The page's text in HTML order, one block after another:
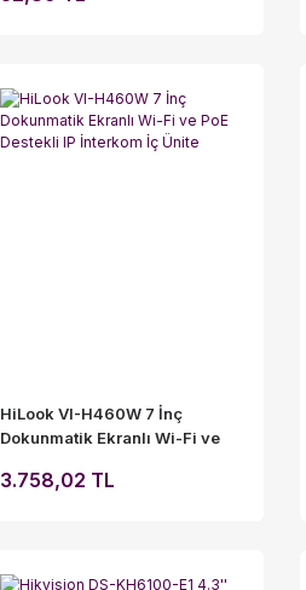
HiLook VI-H460W 7 İnç
Dokunmatik Ekranlı Wi-Fi ve
Ünite
3.758,02 TL